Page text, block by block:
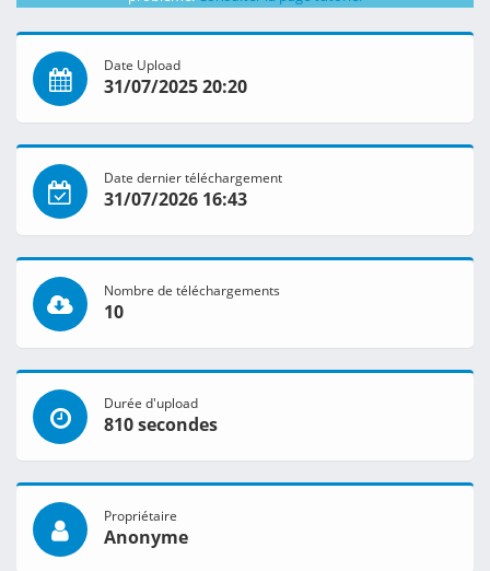
Date Upload
31/07/2025 20:20
Date dernier téléchargement
31/07/2026 16:43
Nombre de téléchargements
10
Durée d'upload
810 secondes
Propriétaire
Anonyme